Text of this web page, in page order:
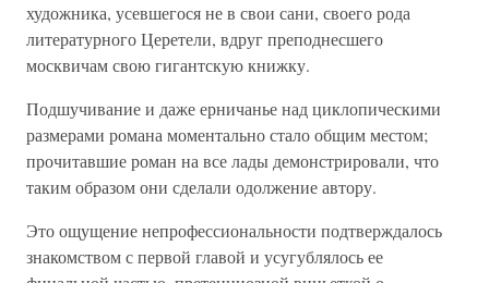
художника, усевшегося не в свои сани, своего рода
литературного Церетели, вдруг преподнесшего
москвичам свою гигантскую книжку.
Подшучивание и даже ерничанье над циклопическими
размерами романа моментально стало общим местом;
прочитавшие роман на все лады демонстрировали, что
таким образом они сделали одолжение автору.
Это ощущение непрофессиональности подтверждалось
знакомством с первой главой и усугублялось ее